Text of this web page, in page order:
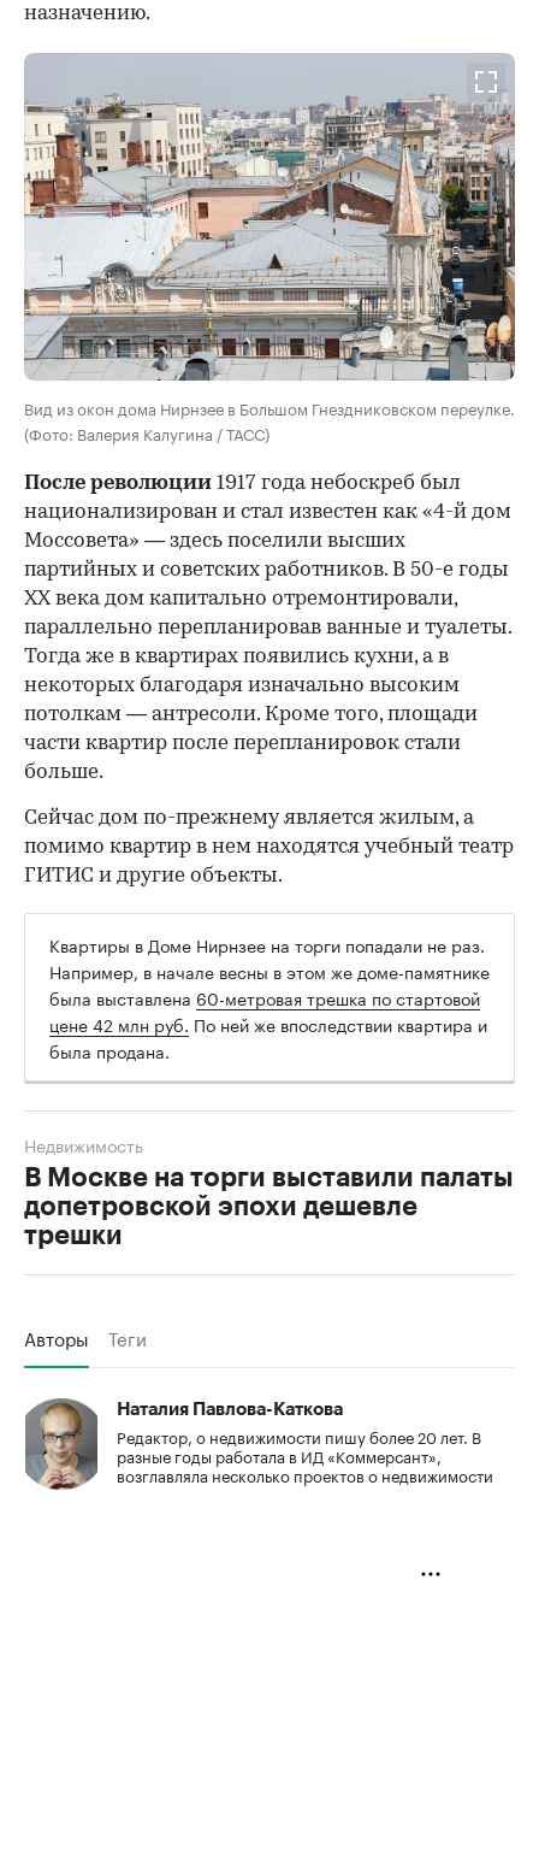
назначению.
Вид из окон дома Нирнзее в Большом Гнездниковском переулке.
(Фото: Валерия Калугина / ТАСС)
После революции 1917 года небоскреб был
национализирован и стал известен как «4-й дом
Моссовета» — здесь поселили высших
партийных и советских работников. В 50-е годы
ХХ века дом капитально отремонтировали,
параллельно перепланировав ванные и туалеты.
Тогда же в квартирах появились кухни, а в
некоторых благодаря изначально высоким
потолкам — антресоли. Кроме того, площади
части квартир после перепланировок стали
больше.
Сейчас дом по-прежнему является жилым, а
помимо квартир в нем находятся учебный театр
ГИТИС и другие объекты.
Квартиры в Доме Нирнзее на торги попадали не раз.
Например, в начале весны в этом же доме-памятнике
была выставлена 60-метровая трешка по стартовой
цене 42 млн руб. По ней же впоследствии квартира и
была продана.
В Москве на торги выставили палаты
допетровской эпохи дешевле
трешки
Недвижимость
Авторы Теги
Наталия Павлова-Каткова
Редактор, о недвижимости пишу более 20 лет. В
разные годы работала в ИД «Коммерсант»,
возглавляла несколько проектов о недвижимости